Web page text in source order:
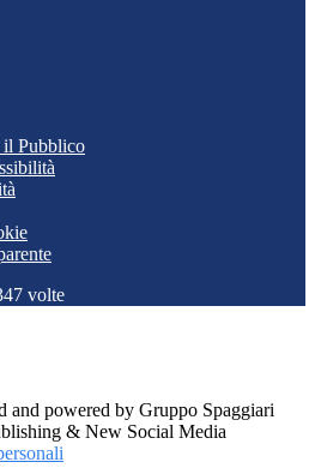
Pubblico
volte
and powered by Gruppo Spaggiari
& New Social Media